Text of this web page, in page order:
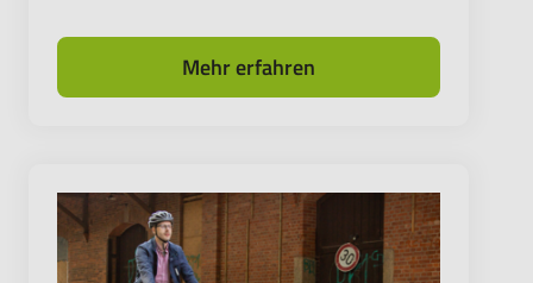
Mehr erfahren